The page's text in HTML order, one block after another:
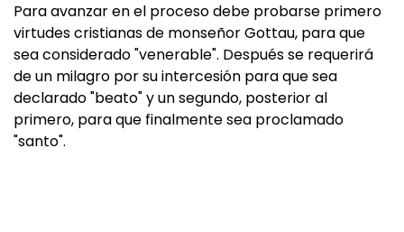
Para avanzar en el proceso debe probarse primero
virtudes cristianas de monseñor Gottau, para que
sea considerado "venerable". Después se requerirá
de un milagro por su intercesión para que sea
declarado "beato" y un segundo, posterior al
primero, para que finalmente sea proclamado
"santo".